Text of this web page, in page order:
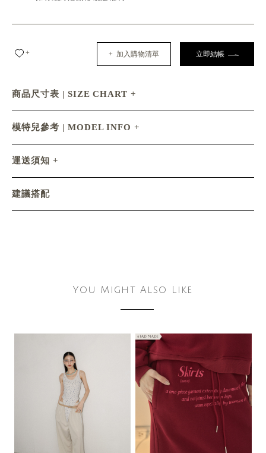
+ + 加入購物清單 立即結帳
商品尺寸表 | SIZE CHART
模特兒參考 | MODEL INFO
運送須知
建議搭配
You Might Also Like